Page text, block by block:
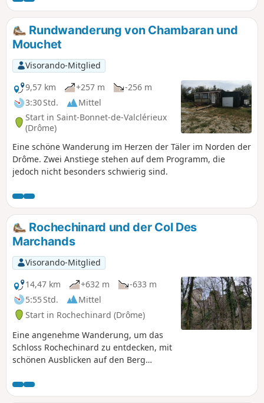
Wandern Sie auf einem Abschnitt des
Jakobswegs in Chambaran. Achtung,
manuelle und veraltete GPS-Daten, siehe
Bewertungen.
Rundwanderung von Chambaran und
Mouchet
Visorando-Mitglied
9,57 km
+257 m
-256 m
3:30 Std.
Mittel
Start in Saint-Bonnet-de-Valclérieux
(Drôme)
Eine schöne Wanderung im Herzen der Täler im Norden der
Drôme. Zwei Anstiege stehen auf dem Programm, die
jedoch nicht besonders schwierig sind.
Rochechinard und der Col Des
Marchands
Visorando-Mitglied
14,47 km
+632 m
-633 m
5:55 Std.
Mittel
Start in Rochechinard (Drôme)
Eine angenehme Wanderung, um das
Schloss Rochechinard zu entdecken, mit
schönen Ausblicken auf den Berg
Ebene der Drôme des Collines auf dem
Rückweg zum Col des Marchands.